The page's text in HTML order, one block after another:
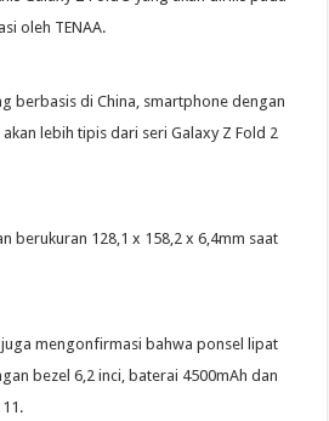
oleh TENAA.
berbasis di China, smartphone dengan
lebih tipis dari seri Galaxy Z Fold 2
berukuran 128,1 x 158,2 x 6,4mm saat
juga mengonfirmasi bahwa ponsel lipat
bezel 6,2 inci, baterai 4500mAh dan